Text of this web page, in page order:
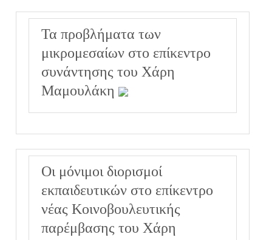
Τα προβλήματα των
μικρομεσαίων στο επίκεντρο
συνάντησης του Χάρη
Μαμουλάκη
Οι μόνιμοι διορισμοί
εκπαιδευτικών στο επίκεντρο
νέας Κοινοβουλευτικής
παρέμβασης του Χάρη